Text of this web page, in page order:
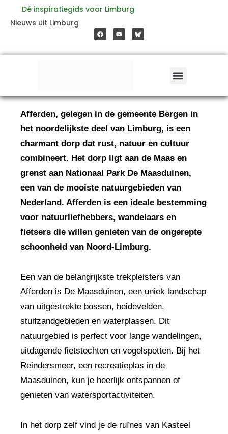
inhoud
Dé inspiratiegids voor Limburg
Nieuws uit Limburg
a
c
e
o
o
o
u
t
b
e
Afferden, gelegen in de gemeente Bergen in
het noordelijkste deel van Limburg, is een
charmant dorp dat rust, natuur en cultuur
combineert. Het dorp ligt aan de Maas en
grenst aan Nationaal Park De Maasduinen,
een van de mooiste natuurgebieden van
Nederland. Afferden is een ideale bestemming
voor natuurliefhebbers, wandelaars en
fietsers die willen genieten van de ongerepte
schoonheid van Noord-Limburg.
Een van de belangrijkste trekpleisters van
Afferden is De Maasduinen, een uniek landschap
van uitgestrekte bossen, heidevelden,
stuifzandgebieden en waterplassen. Dit
natuurgebied is perfect voor lange wandelingen,
uitdagende fietstochten en vogelspotten. Bij het
Reindersmeer, een recreatieplas in de
Maasduinen, kun je heerlijk ontspannen of
genieten van watersportactiviteiten.
In het dorp zelf vind je de ruïnes van Kasteel